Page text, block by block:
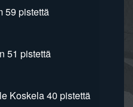
59 pistettä
51 pistettä
Koskela 40 pistettä